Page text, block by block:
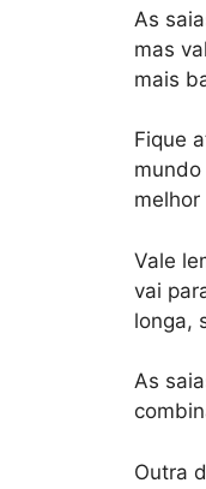
As
mas
mais
Fique
Vale
vai
longa,
As
Outra